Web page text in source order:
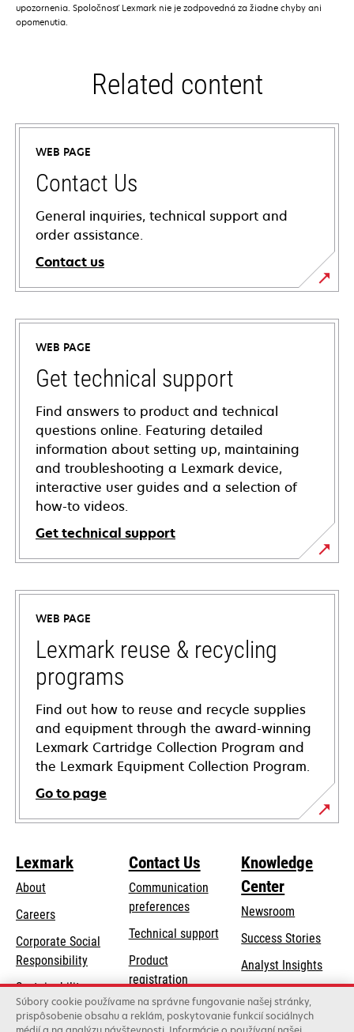
upozornenia. Spoločnosť Lexmark nie je zodpovedná za žiadne chyby ani
opomenutia.
Related content
WEB PAGE
Contact Us
General inquiries, technical support and
order assistance.
Contact us
WEB PAGE
Get technical support
Find answers to product and technical
questions online. Featuring detailed
information about setting up, maintaining
and troubleshooting a Lexmark device,
interactive user guides and a selection of
how-to videos.
Get technical support
opens
in
new
tab
WEB PAGE
Lexmark reuse & recycling
programs
Find out how to reuse and recycle supplies
and equipment through the award-winning
Lexmark Cartridge Collection Program and
the Lexmark Equipment Collection Program.
Go to page
Lexmark
About
Careers
Corporate Social
Responsibilityopens
a
new
Sustainability
Lexmark Partners
Contact Us
Communication
preferences
Technical supportopens
new
tab
Product
registration
Find a dealer
Knowledge
Center
Newsroom
Success Stories
Analyst Insights
Súbory cookie používame na správne fungovanie našej stránky,
prispôsobenie obsahu a reklám, poskytovanie funkcií sociálnych